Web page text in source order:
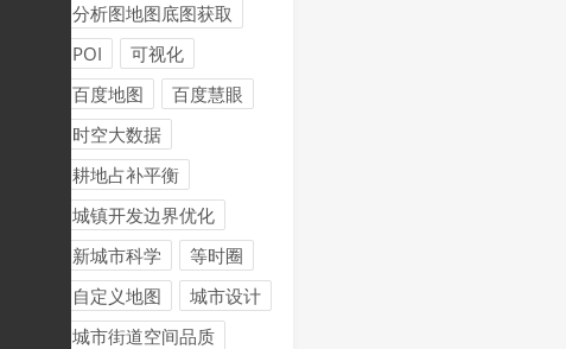
分析图地图底图获取
POI
可视化
百度地图
百度慧眼
时空大数据
耕地占补平衡
城镇开发边界优化
新城市科学
等时圈
自定义地图
城市设计
城市街道空间品质